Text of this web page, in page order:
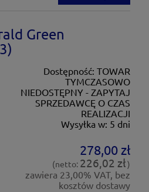
Green
Dostępność: TOWAR
TYMCZASOWO
NIEDOSTĘPNY - ZAPYTAJ
SPRZEDAWCĘ O CZAS
REALIZACJI
Wysyłka w: 5 dni
278,00 zł
(netto: 226,02 zł)
zawiera 23,00% VAT, bez
kosztów dostawy